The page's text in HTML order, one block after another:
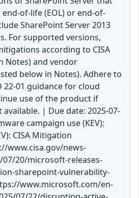
of-life (EOL) or end-of-
SharePoint Server 2013
For supported versions,
according to CISA
Notes) and vendor
below in Notes). Adhere to
22-01 guidance for cloud
use of the product if
| Due date: 2025-07-
campaign use (KEV):
CISA Mitigation
www.cisa.gov/news-
20/microsoft-releases-
sharepoint-vulnerability-
www.microsoft.com/en-